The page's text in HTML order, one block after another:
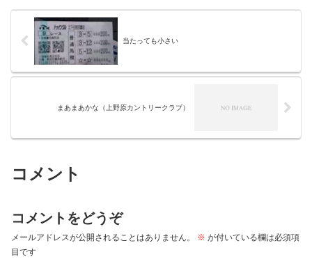
当たっても小さい
まあまあかな（上野原カントリークラブ）
コメント
コメントをどうぞ
メールアドレスが公開されることはありません。 ※ が付いている欄は必須項
目です